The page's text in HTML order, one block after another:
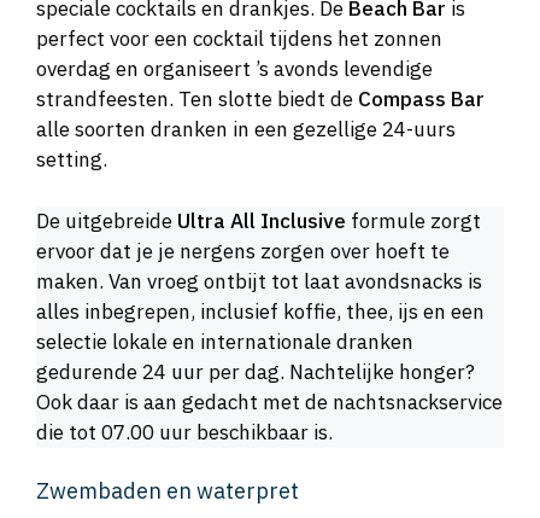
speciale cocktails en drankjes. De Beach Bar is
perfect voor een cocktail tijdens het zonnen
overdag en organiseert ’s avonds levendige
strandfeesten. Ten slotte biedt de Compass Bar
alle soorten dranken in een gezellige 24-uurs
setting.
De uitgebreide Ultra All Inclusive formule zorgt
ervoor dat je je nergens zorgen over hoeft te
maken. Van vroeg ontbijt tot laat avondsnacks is
alles inbegrepen, inclusief koffie, thee, ijs en een
selectie lokale en internationale dranken
gedurende 24 uur per dag. Nachtelijke honger?
Ook daar is aan gedacht met de nachtsnackservice
die tot 07.00 uur beschikbaar is.
Zwembaden en waterpret